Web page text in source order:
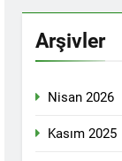
(HAK-PAR),
Partisi
MECLİSİ
Arşivler
Nisan 2026
Kasım 2025